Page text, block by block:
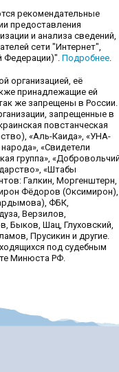
рекомендательные
предоставления
и анализа сведений,
сети "Интернет",
Федерации)". Подробнее
организацией, её
принадлежащие ей
же запрещены в России.
запрещенные в
повстанческая
«Аль-Каида», «УНА-
«Свидетели
группа»,
«Штабы
Галкин, Моргенштерн,
Фёдоров (Оксимирон),
ФБК,
Верзилов,
Быков, Шац, Глуховский,
Прусикин и другие.
под судебным
Минюста РФ.